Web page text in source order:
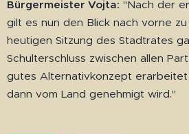
Bürgermeister Vojta: "Nach der
gilt es nun den Blick nach vorne
heutigen Sitzung des Stadtrates
Schulterschluss zwischen allen
gutes Alternativkonzept
dann vom Land genehmigt wird."